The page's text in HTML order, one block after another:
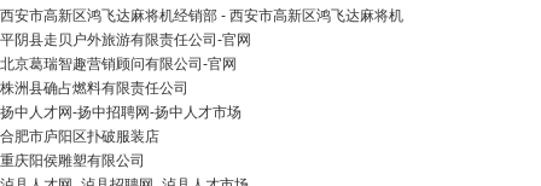
西安市高新区鸿飞达麻将机经销部 - 西安市高新区鸿飞达麻将机
平阴县走贝户外旅游有限责任公司-官网
北京葛瑞智趣营销顾问有限公司-官网
株洲县确占燃料有限责任公司
扬中人才网-扬中招聘网-扬中人才市场
合肥市庐阳区扑破服装店
重庆阳侯雕塑有限公司